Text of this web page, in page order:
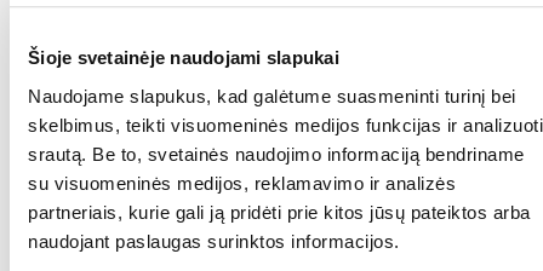
Šioje svetainėje naudojami slapukai
Naudojame slapukus, kad galėtume suasmeninti turinį bei
skelbimus, teikti visuomeninės medijos funkcijas ir analizuoti
srautą. Be to, svetainės naudojimo informaciją bendriname
su visuomeninės medijos, reklamavimo ir analizės
partneriais, kurie gali ją pridėti prie kitos jūsų pateiktos arba
naudojant paslaugas surinktos informacijos.
Jis neutralizuoja nemalonius kvapus ir pailgina kraiko dėželėje esančio
Naudojimo būdas:tolygiai užbarstykite produkto sluoksnį ant kraiko
dėklo dugno ir užberkite kraiku.
Parametrai
GAMINTOJAS: VERSELE-LAGA
Kokios yra prekių vertinimo taisyklės?